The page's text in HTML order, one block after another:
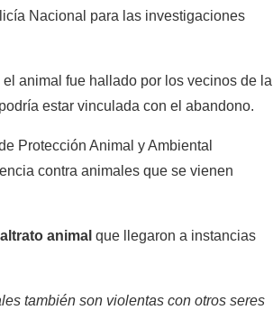
Nacional para las investigaciones
animal fue hallado por los vecinos de la
estar vinculada con el abandono.
Protección Animal y Ambiental
contra animales que se vienen
animal que llegaron a instancias
también son violentas con otros seres